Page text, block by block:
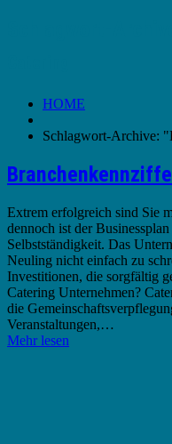
HOME
Schlagwort-Archive:
Extrem erfolgreich sind Sie
dennoch ist der
Selbstständigkeit. Das
Neuling nicht einfach zu
Investitionen, die sorgfältig
Catering Unternehmen?
die
Veranstaltungen,…
Mehr lesen